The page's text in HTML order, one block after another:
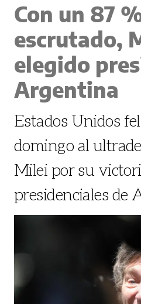
Con un 87
escrutado,
elegido
Argentina
Estados Unidos
domingo al
Milei por su
presidenciales de